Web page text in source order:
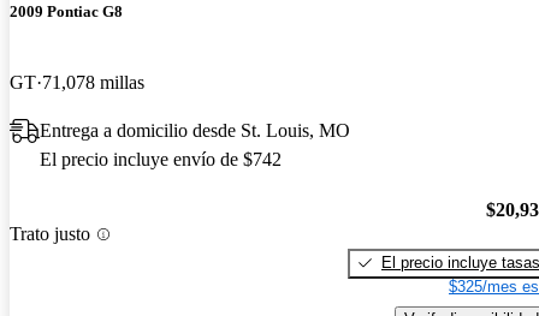
2009 Pontiac G8
GT 71,078 millas
Entrega a domicilio desde St. Louis, MO
El precio incluye envío de $742
Trato justo
El precio incluye tasas
$325/mes